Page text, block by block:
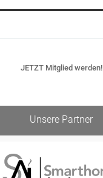
JETZT Mitglied werden!
Unsere Partner